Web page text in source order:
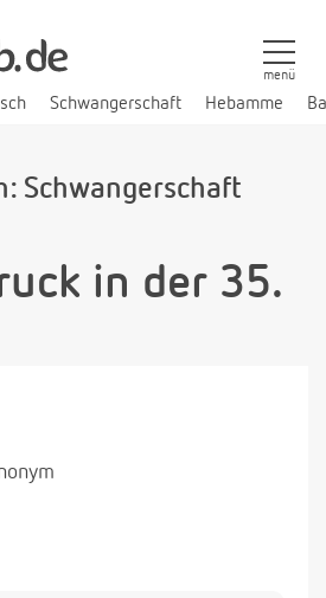
Schwangerschaft Hebamme
menü
Schwangerschaft
in der 35.